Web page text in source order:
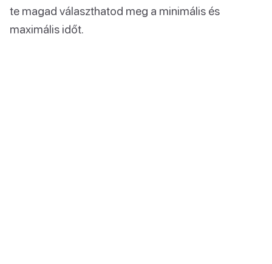
te magad választhatod meg a minimális és
maximális időt.